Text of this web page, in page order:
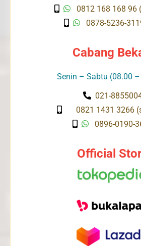
0812 168 168 96
0878-5236-
Cabang
Senin – Sabtu (08.00
021-
0821 1431 3266
0896-0190-
Official